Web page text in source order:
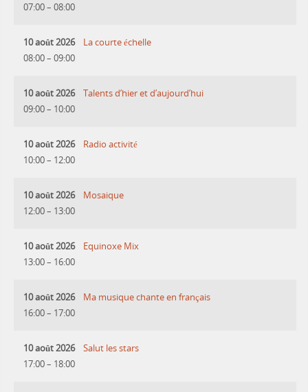
07:00– 08:00
10 août 2026
08:00– 09:00
La courte échelle
10 août 2026
09:00– 10:00
Talents d’hier et d’aujourd’hui
10 août 2026
10:00– 12:00
Radio activité
10 août 2026
12:00– 13:00
Mosaique
10 août 2026
13:00– 16:00
Equinoxe Mix
10 août 2026
16:00– 17:00
Ma musique chante en français
10 août 2026
17:00– 18:00
Salut les stars